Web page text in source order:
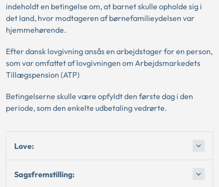
indeholdt en betingelse om, at barnet skulle opholde sig i
det land, hvor modtageren af børnefamilieydelsen var
hjemmehørende.
Efter dansk lovgivning ansås en arbejdstager for en person,
som var omfattet af lovgivningen om Arbejdsmarkedets
Tillægspension (ATP)
Betingelserne skulle være opfyldt den første dag i den
periode, som den enkelte udbetaling vedrørte.
Love:
Sagsfremstilling: